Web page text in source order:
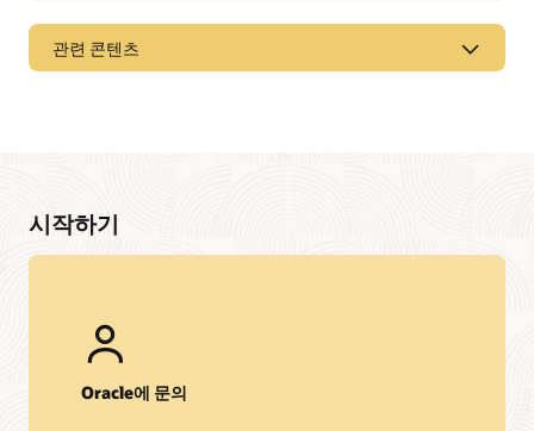
관련 콘텐츠
Oracle SPARC T8-2 서버(PDF)
Fujitsu SPARC M12-2S 서버(PDF)
Oracle Solaris 11(PDF)
시작하기
Oracle에 문의